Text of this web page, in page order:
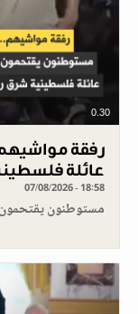
0.30
رفقة
عائلة
07/08/2026 - 18:58
مستوطنون